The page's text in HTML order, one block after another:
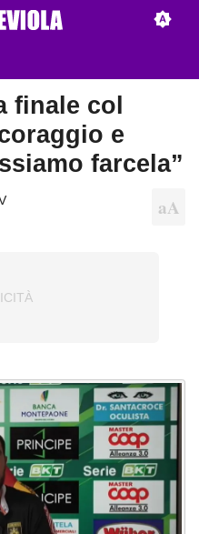
finale col
e
farcela”